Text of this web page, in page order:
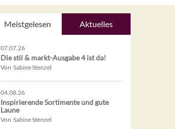
Meistgelesen Aktuelles
07.07.26
Die stil & markt-Ausgabe 4 ist da!
Von Sabine Stenzel
04.08.26
Inspirierende Sortimente und gute
Laune
Von Sabine Stenzel